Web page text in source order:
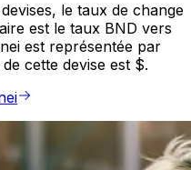
le taux de change
est le taux BND vers
est représentée par
cette devise est $.